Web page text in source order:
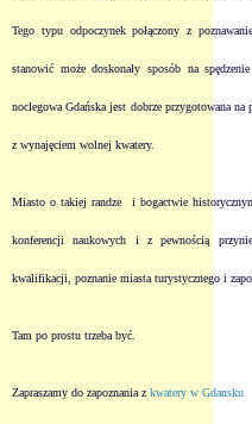
Tego typu odpoczynek połączony z
stanowić może doskonały sposób na
noclegowa Gdańska jest dobrze przygotowana
z wynajęciem wolnej kwatery.
Miasto o takiej randze i bogactwie
konferencji naukowych i z pewnością
kwalifikacji, poznanie miasta turystycznego i
Tam po prostu trzeba być.
Zapraszamy do zapoznania z kwatery w Gdansku